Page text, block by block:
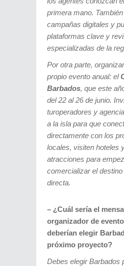
primera mano.
campañas digitales y
plataformas clave y
especializadas de la
Por otra parte,
propio evento anual: el
Barbados, que este
del 22 al 26 de junio.
turoperadores y
a la isla para que
directamente con los
locales, visiten hoteles
atracciones para
comercializar el
directa.
– ¿Cuál sería el
organizador de
deberían elegir
próximo proyecto?
Debes elegir Barbados